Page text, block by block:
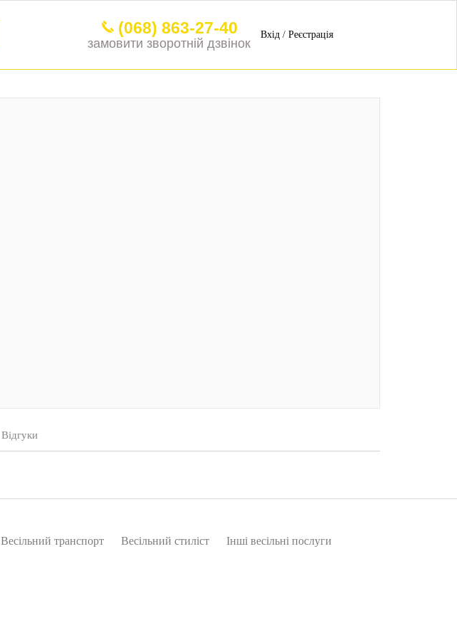
(068) 863-27-40
замовити зворотній дзвінок
Вхід / Реєстрація
Відгуки
Весільний транспорт Весільний стиліст Інші весільні послуги